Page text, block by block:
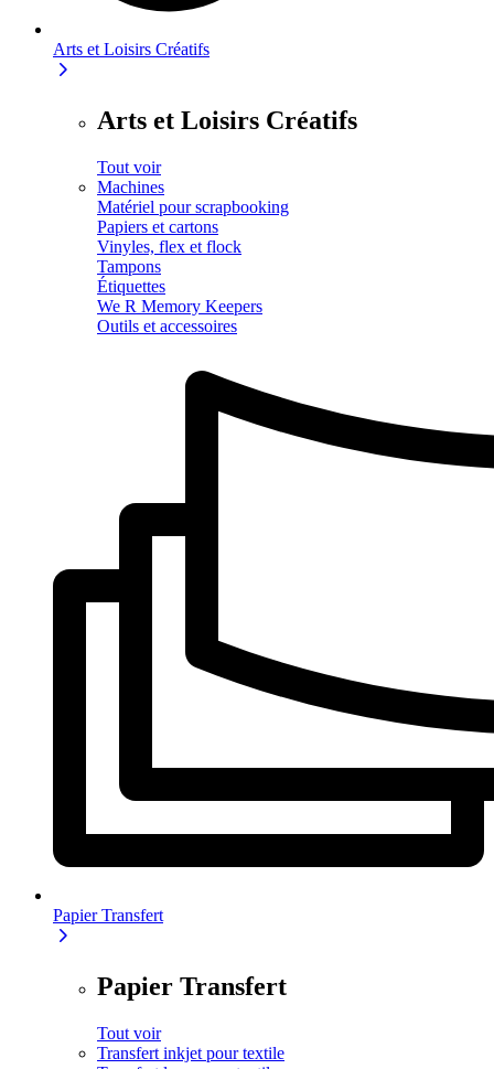
Arts et Loisirs Créatifs
Arts et Loisirs Créatifs
Tout voir
Machines
Matériel pour scrapbooking
Papiers et cartons
Vinyles, flex et flock
Tampons
Étiquettes
We R Memory Keepers
Outils et accessoires
Papier Transfert
Papier Transfert
Tout voir
Transfert inkjet pour textile